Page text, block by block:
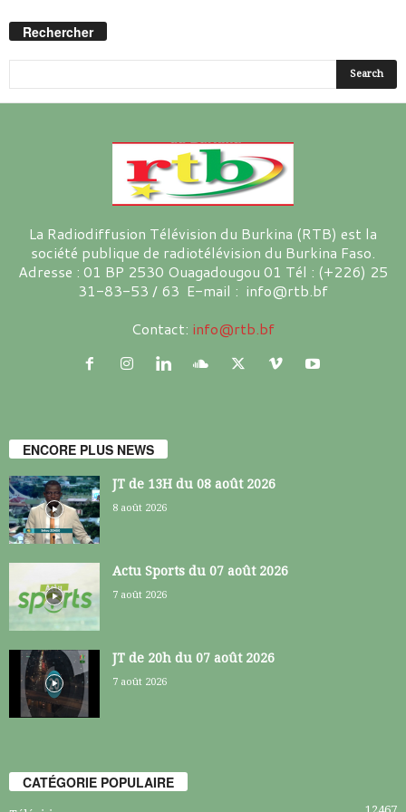
Rechercher
La Radiodiffusion Télévision du Burkina (RTB) est la
société publique de radiotélévision du Burkina Faso.
Adresse : 01 BP 2530 Ouagadougou 01 Tél : (+226) 25
31-83-53 / 63 E-mail : info@rtb.bf
Contact: info@rtb.bf
ENCORE PLUS NEWS
JT de 13H du 08 août 2026
8 août 2026
Actu Sports du 07 août 2026
7 août 2026
JT de 20h du 07 août 2026
7 août 2026
CATÉGORIE POPULAIRE